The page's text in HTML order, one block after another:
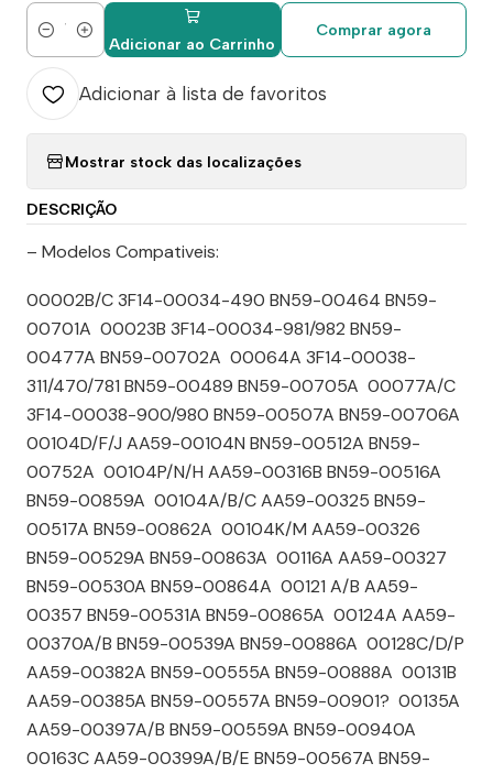
QuantidadeAdicionar ao Carrinho
Comprar agora
Adicionar à lista de favoritos
Mostrar stock das localizações
DESCRIÇÃO
– Modelos Compativeis:
00002B/C 3F14-00034-490 BN59-00464 BN59-
00701A 00023B 3F14-00034-981/982 BN59-
00477A BN59-00702A 00064A 3F14-00038-
311/470/781 BN59-00489 BN59-00705A 00077A/C
3F14-00038-900/980 BN59-00507A BN59-00706A
00104D/F/J AA59-00104N BN59-00512A BN59-
00752A 00104P/N/H AA59-00316B BN59-00516A
BN59-00859A 00104A/B/C AA59-00325 BN59-
00517A BN59-00862A 00104K/M AA59-00326
BN59-00529A BN59-00863A 00116A AA59-00327
BN59-00530A BN59-00864A 00121 A/B AA59-
00357 BN59-00531A BN59-00865A 00124A AA59-
00370A/B BN59-00539A BN59-00886A 00128C/D/P
AA59-00382A BN59-00555A BN59-00888A 00131B
AA59-00385A BN59-00557A BN59-00901? 00135A
AA59-00397A/B BN59-00559A BN59-00940A
00163C AA59-00399A/B/E BN59-00567A BN59-